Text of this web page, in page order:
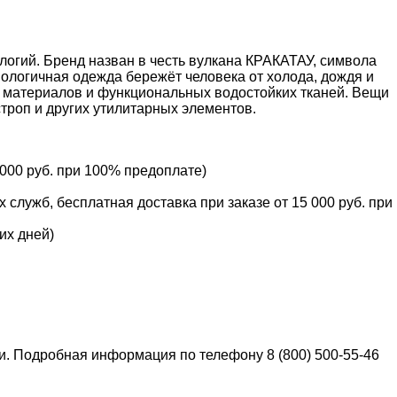
Бренд назван в честь вулкана КРАКАТАУ, символа
одежда бережёт человека от холода, дождя и
и функциональных водостойких тканей. Вещи
и других утилитарных элементов.
руб. при 100% предоплате)
бесплатная доставка при заказе от 15 000 руб. при
дней)
Подробная информация по телефону 8 (800) 500-55-46